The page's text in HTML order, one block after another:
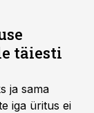
täiesti
ja sama
iga üritus ei